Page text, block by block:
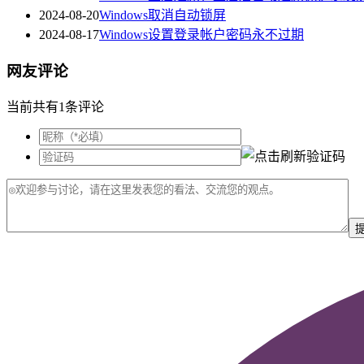
2024-08-20Windows取消自动锁屏
2024-08-17Windows设置登录帐户密码永不过期
网友评论
当前共有1条评论